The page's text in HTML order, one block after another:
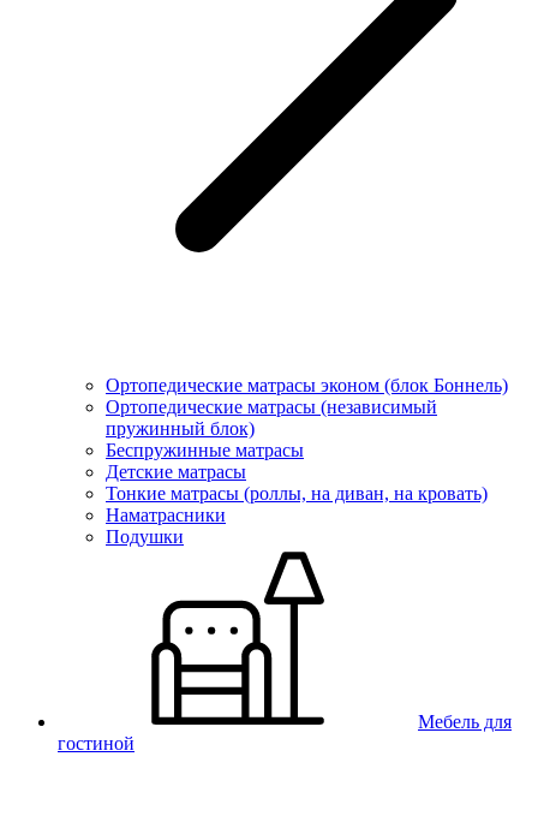
Ортопедические матрасы эконом (блок Боннель)
Ортопедические матрасы (независимый
пружинный блок)
Беcпружинные матрасы
Детские матрасы
Тонкие матрасы (роллы, на диван, на кровать)
Наматрасники
Подушки
Мебель для
гостиной